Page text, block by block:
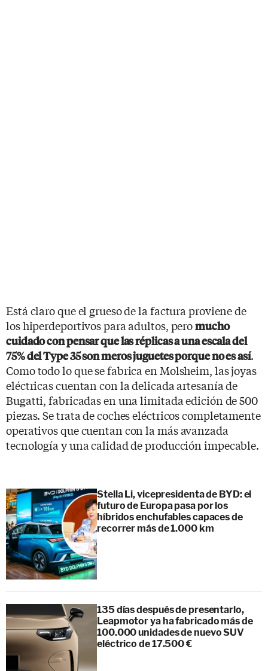
Está claro que el grueso de la factura proviene de
los hiperdeportivos para adultos, peromucho
cuidado con pensar que las réplicas a una escala del
75% del Type 35 son meros juguetes porque no es así.
Como todo lo que se fabrica en Molsheim, las joyas
eléctricas cuentan con la delicada artesanía de
Bugatti, fabricadas en una limitada edición de 500
piezas. Se trata de coches eléctricos completamente
operativos que cuentan con la más avanzada
tecnología y una calidad de producción impecable.
Stella Li, vicepresidenta de BYD: el
futuro de Europa pasa por los
híbridos enchufables capaces de
recorrer más de 1.000 km
135 días después de presentarlo,
Leapmotor ya ha fabricado más de
100.000 unidades de nuevo SUV
eléctrico de 17.500 €